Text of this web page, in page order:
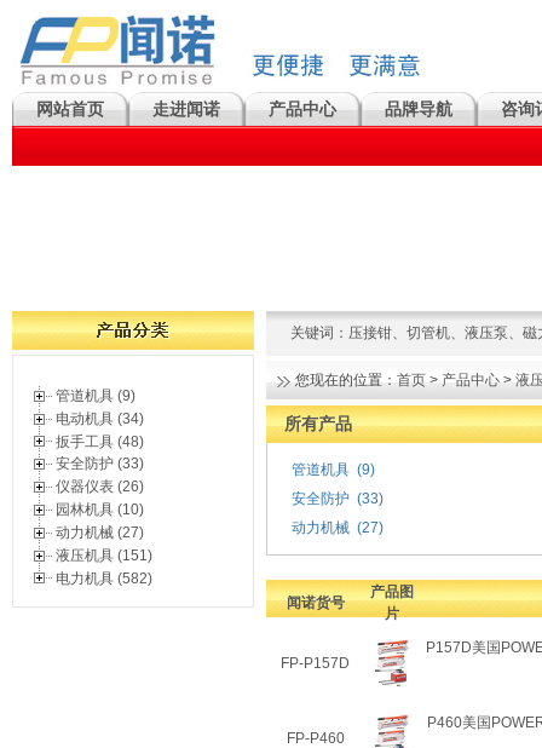
网站首页 走进闻诺 产品中心 品牌导航 咨询
管道机具 (9)
电动机具 (34)
扳手工具 (48)
安全防护 (33)
仪器仪表 (26)
园林机具 (10)
动力机械 (27)
液压机具 (151)
电力机具 (582)
关键词： 压接钳、 切管机、 液压泵、 磁
您现在的位置： 首页 > 产品中心 > 液
所有产品
管道机具 (9)
安全防护 (33)
动力机械 (27)
闻诺货号
产品图
片
FP-P157D
P157D美国
FP-P460
P460美国